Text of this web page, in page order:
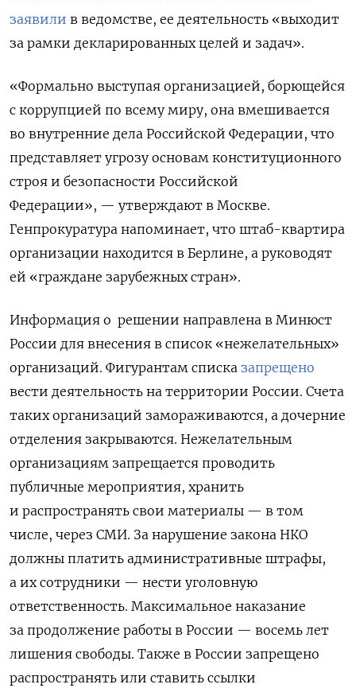
заявили в ведомстве, ее деятельность «выходит
за рамки декларированных целей и задач».
«Формально выступая организацией, борющейся
с коррупцией по всему миру, она вмешивается
во внутренние дела Российской Федерации, что
представляет угрозу основам конституционного
строя и безопасности Российской
Федерации», — утверждают в Москве.
Генпрокуратура напоминает, что штаб-квартира
организации находится в Берлине, а руководят
ей «граждане зарубежных стран».
Информация о решении направлена в Минюст
России для внесения в список «нежелательных»
организаций. Фигурантам списка запрещено
вести деятельность на территории России. Счета
таких организаций замораживаются, а дочерние
отделения закрываются. Нежелательным
организациям запрещается проводить
публичные мероприятия, хранить
и распространять свои материалы — в том
числе, через СМИ. За нарушение закона НКО
должны платить административные штрафы,
а их сотрудники — нести уголовную
ответственность. Максимальное наказание
за продолжение работы в России — восемь лет
лишения свободы. Также в России запрещено
распространять или ставить ссылки